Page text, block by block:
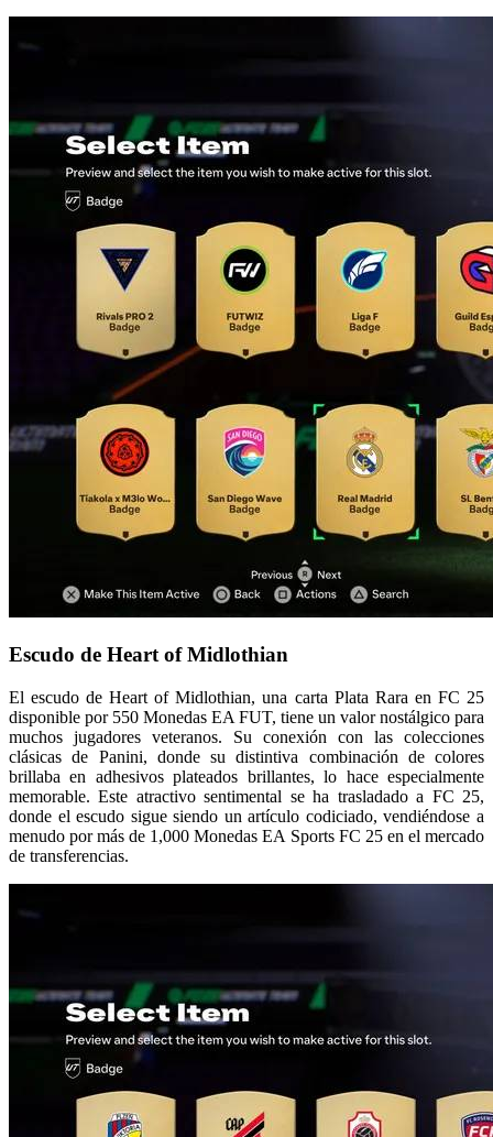
Escudo de Heart of Midlothian
El escudo de Heart of Midlothian, una carta Plata Rara en FC 25
disponible por 550 Monedas EA FUT, tiene un valor nostálgico para
muchos jugadores veteranos. Su conexión con las colecciones
clásicas de Panini, donde su distintiva combinación de colores
brillaba en adhesivos plateados brillantes, lo hace especialmente
memorable. Este atractivo sentimental se ha trasladado a FC 25,
donde el escudo sigue siendo un artículo codiciado, vendiéndose a
menudo por más de 1,000 Monedas EA Sports FC 25 en el mercado
de transferencias.